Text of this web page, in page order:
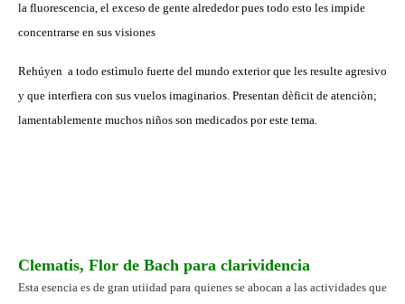
la fluorescencia, el exceso de gente alrededor pues todo esto les impide
concentrarse en sus visiones
Rehúyen a todo estìmulo fuerte del mundo exterior que les resulte agresivo
y que interfiera con sus vuelos imaginarios. Presentan dèficit de atenciòn;
lamentablemente muchos niños son medicados por este tema.
Clematis, Flor de Bach para clarividencia
Esta esencia es de gran utiidad para quienes se abocan a las actividades que